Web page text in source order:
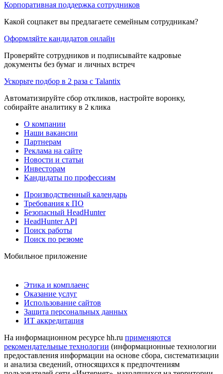
Корпоративная поддержка сотрудников
Какой соцпакет вы предлагаете семейным сотрудникам?
Оформляйте кандидатов онлайн
Проверяйте сотрудников и подписывайте кадровые
документы без бумаг и личных встреч
Ускорьте подбор в 2 раза с Talantix
Автоматизируйте сбор откликов, настройте воронку,
собирайте аналитику в 2 клика
О компании
Наши вакансии
Партнерам
Реклама на сайте
Новости и статьи
Инвесторам
Кандидаты по профессиям
Производственный календарь
Требования к ПО
Безопасный HeadHunter
HeadHunter API
Поиск работы
Поиск по резюме
Мобильное приложение
Этика и комплаенс
Оказание услуг
Использование сайтов
Защита персональных данных
ИТ аккредитация
На информационном ресурсе hh.ru применяются
рекомендательные технологии (информационные технологии
предоставления информации на основе сбора, систематизации
и анализа сведений, относящихся к предпочтениям